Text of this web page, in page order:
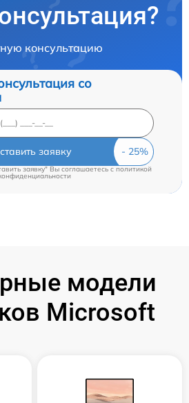
консультацию
со
заявку
заявку" Вы соглашаетесь cполитикой
модели
Microsoft